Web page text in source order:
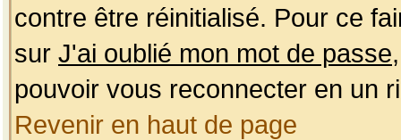
contre être réinitialisé. Pour ce
sur J'ai oublié mon mot de passe
pouvoir vous reconnecter en un
Revenir en haut de page